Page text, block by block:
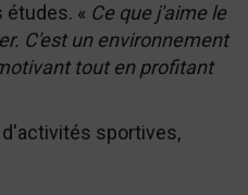
« Ce que j'aime le
C'est un environnement
tout en profitant
sportives,